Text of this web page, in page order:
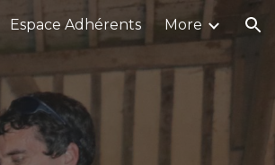
Espace Adhérents More